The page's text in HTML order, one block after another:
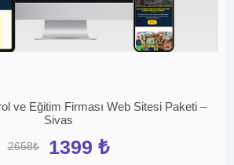
ve Eğitim Firması Web Sitesi Paketi –
Sivas
2658₺ 1399 ₺